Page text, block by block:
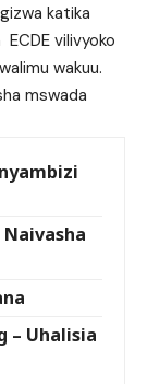
katika
vilivyoko
wakuu.
mswada
– Uhalisia